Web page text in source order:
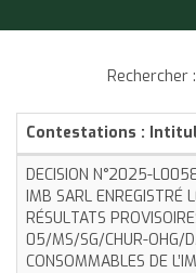
Rechercher :
Contestations :
DECISION N°2025-
IMB SARL ENREGISTRÉ
RÉSULTATS
05/MS/SG/CHUR-OHG/
CONSOMMABLES DE